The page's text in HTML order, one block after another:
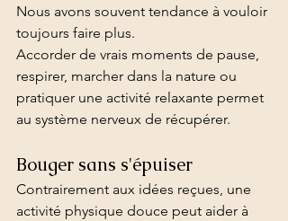
Nous avons souvent tendance à vouloir
toujours faire plus.
Accorder de vrais moments de pause,
respirer, marcher dans la nature ou
pratiquer une activité relaxante permet
au système nerveux de récupérer.
Bouger sans s'épuiser
Contrairement aux idées reçues, une
activité physique douce peut aider à